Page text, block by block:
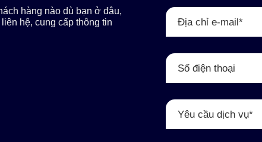
hàng nào dù bạn ở đâu,
hệ, cung cấp thông tin